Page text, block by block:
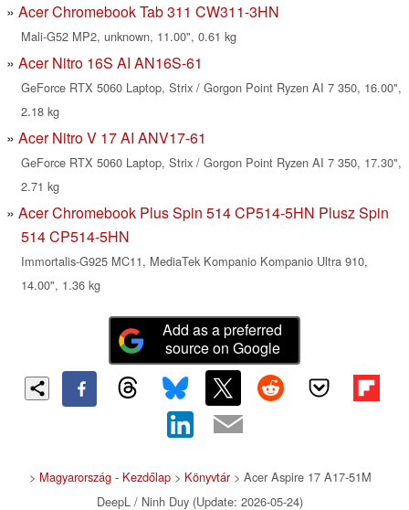
Acer Chromebook Tab 311 CW311-3HN
Mali-G52 MP2, unknown, 11.00", 0.61 kg
Acer Nitro 16S AI AN16S-61
GeForce RTX 5060 Laptop, Strix / Gorgon Point Ryzen AI 7 350, 16.00",
2.18 kg
Acer Nitro V 17 AI ANV17-61
GeForce RTX 5060 Laptop, Strix / Gorgon Point Ryzen AI 7 350, 17.30",
2.71 kg
Acer Chromebook Plus Spin 514 CP514-5HN Plusz Spin
514 CP514-5HN
Immortalis-G925 MC11, MediaTek Kompanio Kompanio Ultra 910,
14.00", 1.36 kg
Add as a preferred
source on Google
> Magyarország - Kezdőlap> Könyvtár> Acer Aspire 17 A17-51M
DeepL / Ninh Duy (Update: 2026-05-24)